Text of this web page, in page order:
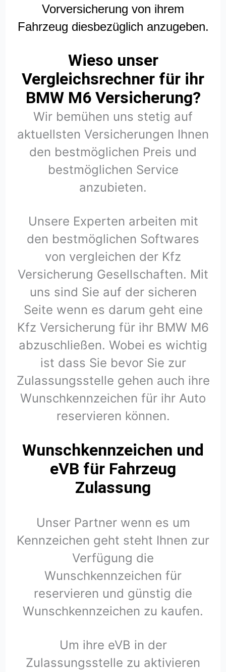
Vorversicherung von ihrem
Fahrzeug diesbezüglich anzugeben.
Wieso unser
Vergleichsrechner für ihr
BMW M6 Versicherung?
Wir bemühen uns stetig auf
aktuellsten Versicherungen Ihnen
den bestmöglichen Preis und
bestmöglichen Service
anzubieten.
Unsere Experten arbeiten mit
den bestmöglichen Softwares
von vergleichen der Kfz
Versicherung Gesellschaften. Mit
uns sind Sie auf der sicheren
Seite wenn es darum geht eine
Kfz Versicherung für ihr BMW M6
abzuschließen. Wobei es wichtig
ist dass Sie bevor Sie zur
Zulassungsstelle gehen auch ihre
Wunschkennzeichen für ihr Auto
reservieren können.
Wunschkennzeichen und
eVB für Fahrzeug
Zulassung
Unser Partner wenn es um
Kennzeichen geht steht Ihnen zur
Verfügung die
Wunschkennzeichen für
reservieren und günstig die
Wunschkennzeichen zu kaufen.
Um ihre eVB in der
Zulassungsstelle zu aktivieren